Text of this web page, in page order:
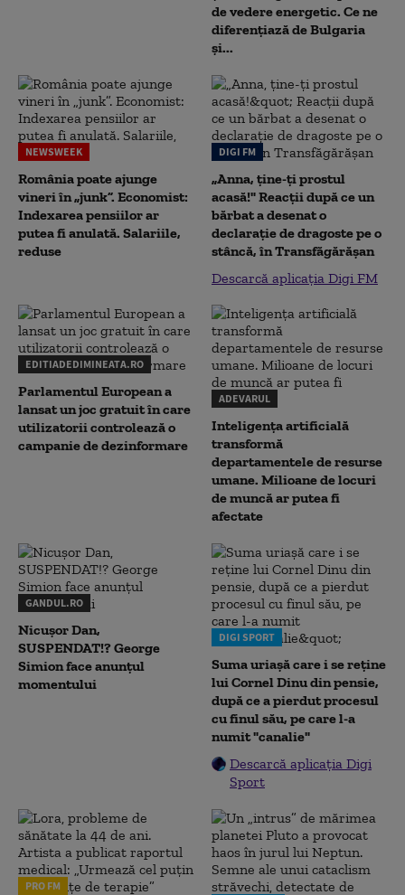
de vedere energetic. Ce ne
diferențiază de Bulgaria
și...
NEWSWEEK
România poate ajunge
vineri în „junk”. Economist:
Indexarea pensiilor ar
putea fi anulată. Salariile,
reduse
DIGI FM
„Anna, ţine-ţi prostul
acasă!" Reacţii după ce un
bărbat a desenat o
declaraţie de dragoste pe o
stâncă, în Transfăgărăşan
Descarcă aplicația Digi FM
EDITIADEDIMINEATA.RO
Parlamentul European a
lansat un joc gratuit în care
utilizatorii controlează o
campanie de dezinformare
ADEVARUL
Inteligența artificială
transformă
departamentele de resurse
umane. Milioane de locuri
de muncă ar putea fi
afectate
GANDUL.RO
Nicușor Dan,
SUSPENDAT!? George
Simion face anunțul
momentului
DIGI SPORT
Suma uriașă care i se reține
lui Cornel Dinu din pensie,
după ce a pierdut procesul
cu finul său, pe care l-a
numit "canalie"
Descarcă aplicația Digi
Sport
PRO FM